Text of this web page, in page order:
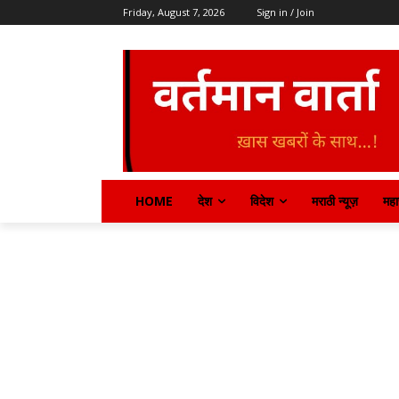
Friday, August 7, 2026 Sign in / Join
HOME देश विदेश मराठी न्यूज़